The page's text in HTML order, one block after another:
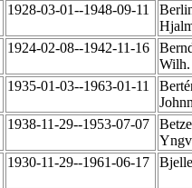
1928-03-01--1948-09-11
1924-02-08--1942-11-16
1935-01-03--1963-01-11
1938-11-29--1953-07-07
1930-11-29--1961-06-17